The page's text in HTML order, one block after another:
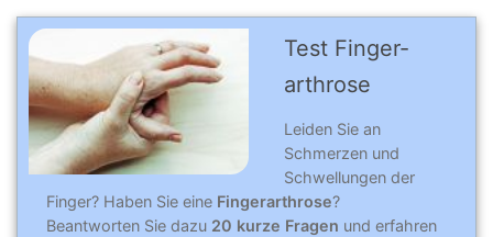
Test Finger­
arthro­se
Leiden Sie an
Schmerzen und
Schwellungen der
Finger? Haben Sie eine Fingerarthrose?
Beantworten Sie dazu 20 kurze Fragen und erfahren